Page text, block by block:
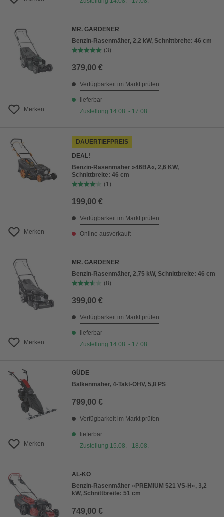
Merken
MR. GARDENER
Benzin-Rasenmäher, 2,2 kW, Schnittbreite: 46 cm
(3)
379,00 €
Verfügbarkeit im Markt prüfen
lieferbar
Zustellung 14.08. - 17.08.
Merken
DAUERTIEFPREIS
DEAL!
Benzin-Rasenmäher »46BA«, 2,6 KW,
Schnittbreite: 46 cm
(1)
199,00 €
Verfügbarkeit im Markt prüfen
Online ausverkauft
Merken
MR. GARDENER
Benzin-Rasenmäher, 2,75 kW, Schnittbreite: 46 cm
(8)
399,00 €
Verfügbarkeit im Markt prüfen
lieferbar
Zustellung 14.08. - 17.08.
Merken
GÜDE
Balkenmäher, 4-Takt-OHV, 5,8 PS
799,00 €
Verfügbarkeit im Markt prüfen
lieferbar
Zustellung 15.08. - 18.08.
AL-KO
Benzin-Rasenmäher »PREMIUM 521 VS-H«, 3,2
kW, Schnittbreite: 51 cm
749,00 €